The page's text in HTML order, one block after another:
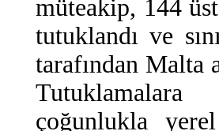
müteakip, 144
tutuklandı ve
tarafından Malta
çoğunlukla